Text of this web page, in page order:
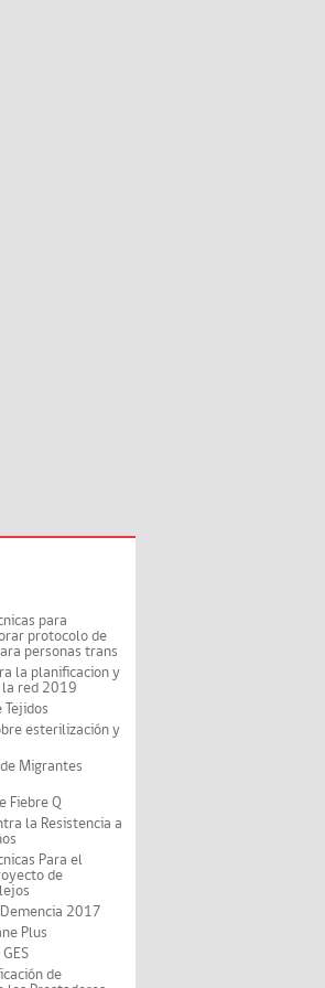
para
protocolo de
personas trans
la planificacion y
red 2019
Tejidos
esterilización y
Migrantes
Fiebre Q
la Resistencia a
Para el
de
2017
Plus
de